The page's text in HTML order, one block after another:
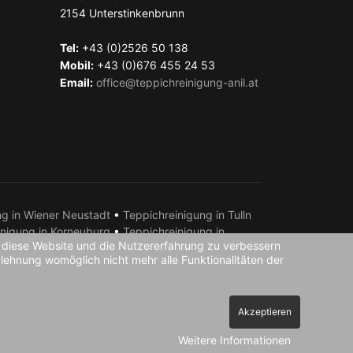
2154 Unterstinkenbrunn
Tel: +43 (0)2526 50 138
Mobil: +43 (0)676 455 24 53
Email: office@teppichreinigung-anil.at
in Wiener Neustadt• Teppichreinigung in Tulln
in Korneuburg•Teppichreinigung in
in Amstetten•Teppichreinigung in
•Teppichreinigung in Laa an der Thaya •
Website und die Nutzererfahrung zu verbessern
womöglich nicht mehr alle Funktionalitäten der
Akzeptieren
Weitere Informationen